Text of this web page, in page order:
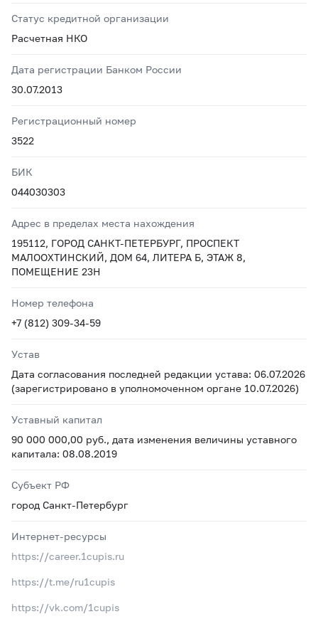
Статус кредитной организации
Расчетная НКО
Дата регистрации Банком России
30.07.2013
Регистрационный номер
3522
БИК
044030303
Адрес в пределах места нахождения
195112, ГОРОД САНКТ-ПЕТЕРБУРГ, ПРОСПЕКТ
МАЛООХТИНСКИЙ, ДОМ 64, ЛИТЕРА Б, ЭТАЖ 8,
ПОМЕЩЕНИЕ 23Н
Номер телефона
+7 (812) 309-34-59
Устав
Дата согласования последней редакции устава: 06.07.2026
(зарегистрировано в уполномоченном органе 10.07.2026)
Уставный капитал
90 000 000,00 руб., дата изменения величины уставного
капитала: 08.08.2019
Субъект РФ
город Санкт-Петербург
Интернет-ресурсы
https://career.1cupis.ru
https://t.me/ru1cupis
https://vk.com/1cupis